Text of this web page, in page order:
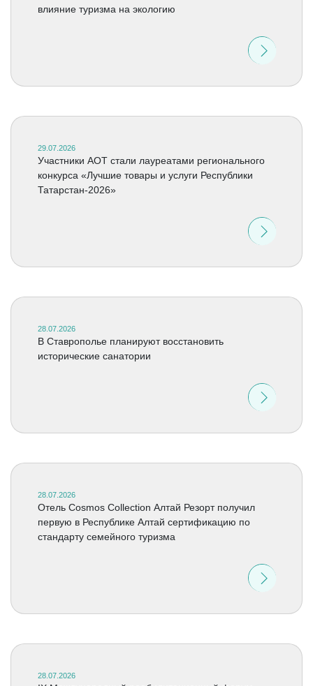
влияние туризма на экологию
29.07.2026
Участники АОТ стали лауреатами регионального
конкурса «Лучшие товары и услуги Республики
Татарстан-2026»
28.07.2026
В Ставрополье планируют восстановить
исторические санатории
28.07.2026
Отель Cosmos Collection Алтай Резорт получил
первую в Республике Алтай сертификацию по
стандарту семейного туризма
28.07.2026